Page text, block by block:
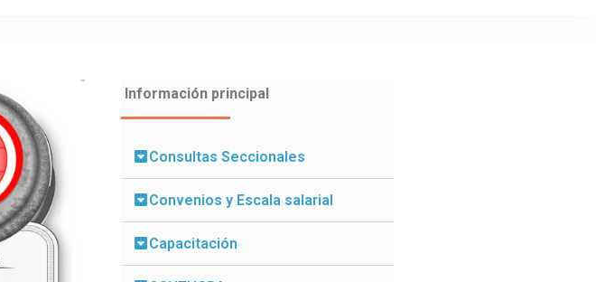
Información principal
Consultas Seccionales
Convenios y Escala salarial
Capacitación